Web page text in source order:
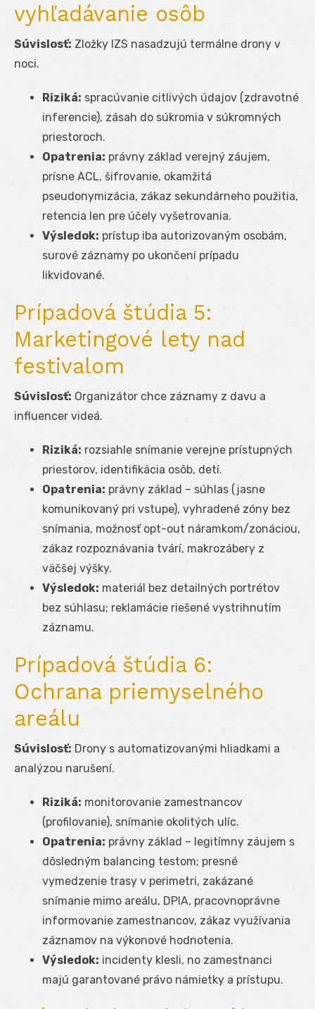
vyhľadávanie osôb
Súvislosť: Zložky IZS nasadzujú termálne drony v
noci.
Riziká: spracúvanie citlivých údajov (zdravotné
inferencie), zásah do súkromia v súkromných
priestoroch.
Opatrenia: právny základ verejný záujem,
prísne ACL, šifrovanie, okamžitá
pseudonymizácia, zákaz sekundárneho použitia,
retencia len pre účely vyšetrovania.
Výsledok: prístup iba autorizovaným osobám,
surové záznamy po ukončení prípadu
likvidované.
Prípadová štúdia 5:
Marketingové lety nad
festivalom
Súvislosť: Organizátor chce záznamy z davu a
influencer videá.
Riziká: rozsiahle snímanie verejne prístupných
priestorov, identifikácia osôb, detí.
Opatrenia: právny základ – súhlas (jasne
komunikovaný pri vstupe), vyhradené zóny bez
snímania, možnosť opt-out náramkom/zonáciou,
zákaz rozpoznávania tvárí, makrozábery z
väčšej výšky.
Výsledok: materiál bez detailných portrétov
bez súhlasu; reklamácie riešené vystrihnutím
záznamu.
Prípadová štúdia 6:
Ochrana priemyselného
areálu
Súvislosť: Drony s automatizovanými hliadkami a
analýzou narušení.
Riziká: monitorovanie zamestnancov
(profilovanie), snímanie okolitých ulíc.
Opatrenia: právny základ – legitímny záujem s
dôsledným balancing testom; presné
vymedzenie trasy v perimetri, zakázané
snímanie mimo areálu, DPIA, pracovnoprávne
informovanie zamestnancov, zákaz využívania
záznamov na výkonové hodnotenia.
Výsledok: incidenty klesli, no zamestnanci
majú garantované právo námietky a prístupu.